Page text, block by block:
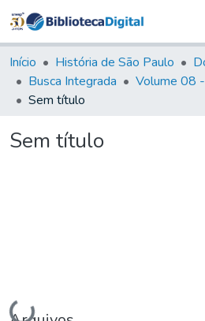
&
Tudo na
Início História de São Paulo
Busca Integrada
Sem título
Sem título
Carregando...